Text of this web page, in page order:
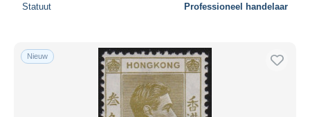
Statuut Professioneel handelaar
Nieuw